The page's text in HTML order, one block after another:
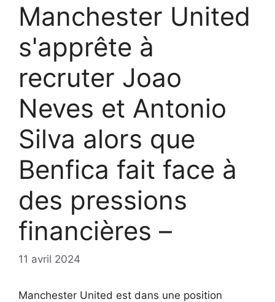
Manchester United
s'apprête à
recruter Joao
Neves et Antonio
Silva alors que
Benfica fait face à
des pressions
financières –
11 avril 2024
Manchester United est dans une position